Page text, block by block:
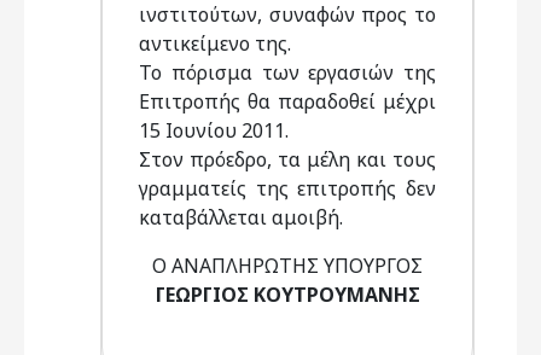
ινστιτούτων, συναφών προς το
αντικείμενο της.
Το πόρισμα των εργασιών της
Επιτροπής θα παραδοθεί μέχρι
15 Ιουνίου 2011.
Στον πρόεδρο, τα μέλη και τους
γραμματείς της επιτροπής δεν
καταβάλλεται αμοιβή.
Ο ΑΝΑΠΛΗΡΩΤΗΣ ΥΠΟΥΡΓΟΣ
ΓΕΩΡΓΙΟΣ ΚΟΥΤΡΟΥΜΑΝΗΣ